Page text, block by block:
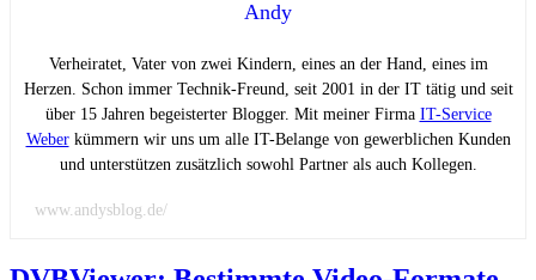
Andy
Verheiratet, Vater von zwei Kindern, eines an der Hand, eines im
Herzen. Schon immer Technik-Freund, seit 2001 in der IT tätig und seit
über 15 Jahren begeisterter Blogger. Mit meiner Firma IT-Service
Weberkümmern wir uns um alle IT-Belange von gewerblichen Kunden
und unterstützen zusätzlich sowohl Partner als auch Kollegen.
www.andysblog.de/